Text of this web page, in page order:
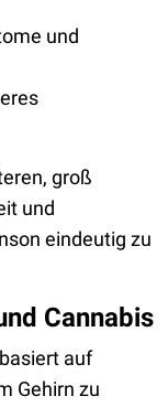
und
groß
und
eindeutig zu
Cannabis
auf
Gehirn zu